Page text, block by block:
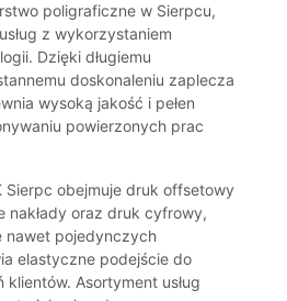
poligraficzne w Sierpcu,
z wykorzystaniem
Dzięki długiemu
doskonaleniu zaplecza
wysoką jakość i pełen
powierzonych prac
Sierpc obejmuje druk offsetowy
nakłady oraz druk cyfrowy,
nawet pojedynczych
elastyczne podejście do
Asortyment usług